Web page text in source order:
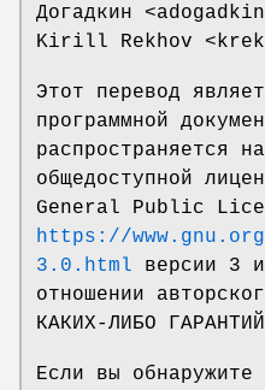
Догадкин
Kirill Rekhov
Этот перевод
программной
распространяется
общедоступной
General Public
https://
3.0.html версии 3
отношении
КАКИХ-ЛИБО
Если вы